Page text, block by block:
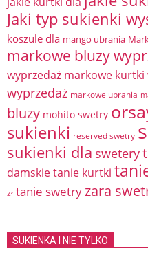
Jaki typ sukienki
koszule dla mango ubrania
markowe bluzy
wyprzedaż markowe kurtki
wyprzedaż markowe ubrania
bluzy mohito swetry
sukienki reserved swetry
sukienki dla swetery
damskietanie kurtki
zł tanie swetryzara
SUKIENKA I NIE TYLKO